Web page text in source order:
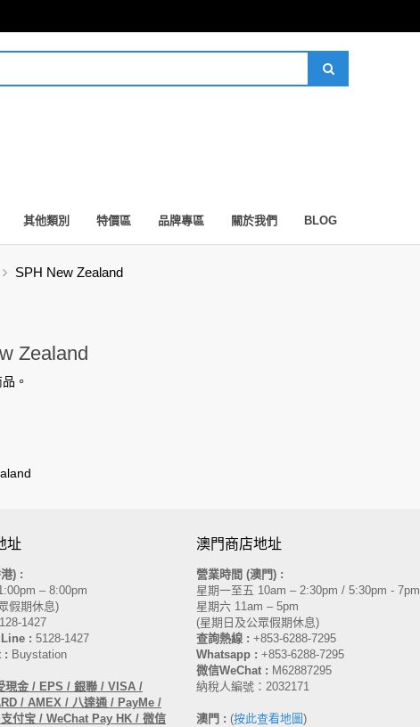
其他類別 特價區 品牌專區 關於我們 BLOG
SPH New Zealand
Zealand
。
址
) :
– 8:00pm
假期休息)
1427
: 5128-1427
: Buystation
現金 / EPS / 銀聯 / VISA /
/ AMEX / 八達通 / PayMe /
付宝 / WeChat Pay HK / 微信
澳門商店地址
營業時間 (澳門) :
星期一至五 10am – 2:30pm / 5:30pm - 7pm
星期六 11am – 5pm
(星期日及公眾假期休息)
查詢熱線 : +853-6288-7295
Whatsapp : +853-6288-7295
微信WeChat : M62887295
納稅人編號：2032171
澳門 : (按此查看地圖)